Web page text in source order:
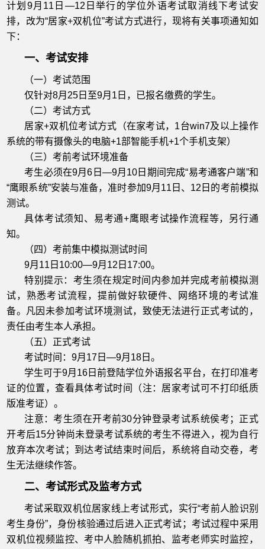
计划9月11日—12日举行的学位外语考试取消线下考试安
排，改为“居家+双机位”考试方式进行，现将有关事项通知如
下：
一、考试安排
（一）考试范围
仅针对8月25日至9月1日，已报名缴费的学生。
（二）考试方式
居家+双机位考试方式（在家考试，1台win7及以上操作
系统的带有摄像头的电脑+1部智能手机+1个手机支架）
（三）考前考试环境准备
考生必须在9月6日 —9月10日期间完成“易考通客户端”和
“鹰眼系统”安装与准备，准时参加9月11日、12日的考前模拟
测试。
具体考试须知、易考通+鹰眼考试操作流程等，另行通
知。
（四）考前集中模拟测试时间
9月11日10:00—9月12日17:00。
特别提示：考生须在规定时间内参加并完成考前模拟测
试，熟悉考试流程，提前做好软硬件、网络环境的考试准
备。凡因未参加考试环境测试，致使无法进行正式考试的，
责任由考生本人承担。
（五）正式考试
考试时间：9月17日—9月18日。
学生可于9月16日前登陆学位外语报名平台，在打印准考
证的位置，查看具体考试时间（注：居家考试可不打印纸质
版准考证）。
注意：考生须在开考前30分钟登录考试系统侯考；正式
开考后15分钟尚未登录考试系统的考生不得进入，视为自行
放弃本次考试；到达考试结束时间后，系统将自动交卷，考
生无法继续作答。
二、考试形式及监考方式
考试采取双机位居家线上考试形式，实行“考前人脸识别
考生身份”，身份核验通过后进入正式考试；考试过程中采用
双机位视频监控、考中人脸随机抓拍、监考老师实时监控，